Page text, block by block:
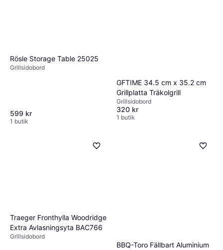
Rösle Storage Table 25025
Grillsidobord
599 kr
1 butik
GFTIME 34.5 cm x 35.2 cm
Grillplatta Träkolgrill
Grillsidobord
320 kr
1 butik
Traeger Fronthylla Woodridge
Extra Avlasningsyta BAC766
Grillsidobord
BBQ-Toro Fällbart Aluminium